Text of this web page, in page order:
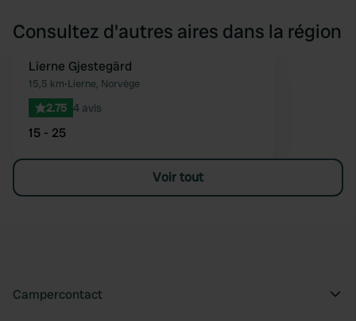
Consultez d'autres aires dans la région
Lierne Gjestegärd
15,5 km•Lierne, Norvège
2.75 4 avis
15 - 25
Voir tout
Campercontact